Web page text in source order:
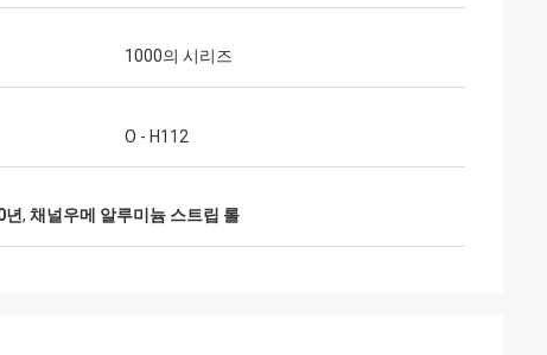
1000의 시리즈
O - H112
, 채널우메 알루미늄 스트립 롤